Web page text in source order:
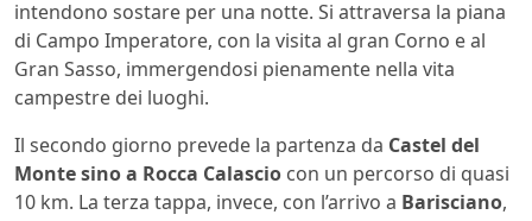
intendono sostare per una notte. Si attraversa la piana
di Campo Imperatore, con la visita al gran Corno e al
Gran Sasso, immergendosi pienamente nella vita
campestre dei luoghi.
Il secondo giorno prevede la partenza da Castel del
Monte sino a Rocca Calascio con un percorso di quasi
10 km. La terza tappa, invece, con l’arrivo a Barisciano,